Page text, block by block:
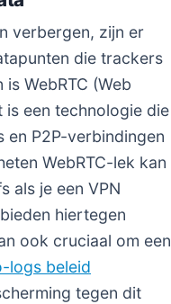
verbergen, zijn er
die trackers
WebRTC (Web
is een technologie die
P2P-verbindingen
WebRTC-lek kan
als je een VPN
hiertegen
ook cruciaal om een
logs beleid
tegen dit